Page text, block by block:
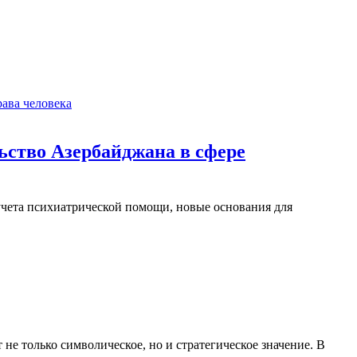
человека
Азербайджана в сфере
психиатрической помощи, новые основания для
только символическое, но и стратегическое значение. В